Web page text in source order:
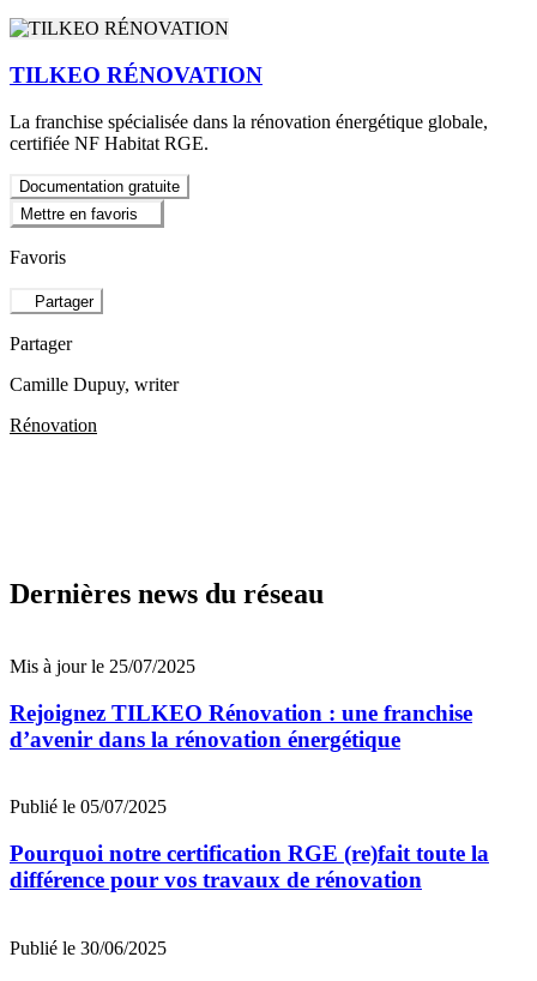
TILKEO RÉNOVATION
La franchise spécialisée dans la rénovation énergétique globale,
certifiée NF Habitat RGE.
Documentation gratuite
Mettre en favoris
Favoris
Partager
Partager
Camille Dupuy, writer
Rénovation
Dernières news du réseau
Mis à jour le 25/07/2025
Rejoignez TILKEO Rénovation : une franchise
d’avenir dans la rénovation énergétique
Publié le 05/07/2025
Pourquoi notre certification RGE (re)fait toute la
différence pour vos travaux de rénovation
Publié le 30/06/2025